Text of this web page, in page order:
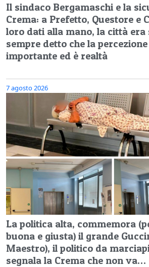
Il sindaco Bergamaschi e la
Crema: a Prefetto, Questore e
loro dati alla mano, la città era
sempre detto che la
importante ed è realtà
7 agosto 2026
La politica alta, commemora
buona e giusta) il grande
Maestro), il politico da
segnala la Crema che non va…